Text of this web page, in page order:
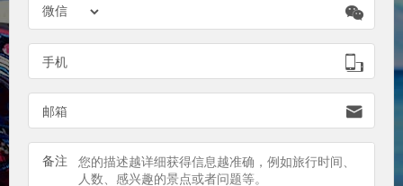

手机 
邮箱 
备注